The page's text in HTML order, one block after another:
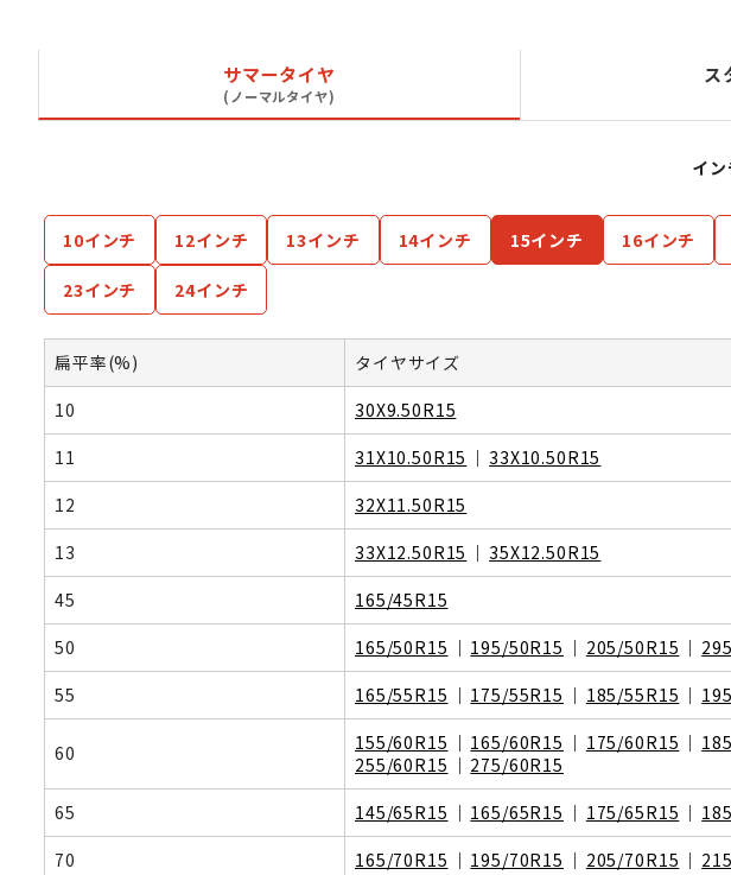
サマータイヤ
(ノーマルタイヤ)
ス
イ
10インチ 12インチ 13インチ 14インチ 15インチ 16インチ
23インチ 24インチ
扁平率(%)
タイヤサイズ
10
30X9.50R15
11
31X10.50R15
33X10.50R15
12
32X11.50R15
13
33X12.50R15
35X12.50R15
45
165/45R15
50
165/50R15 195/50R15 205/50R15
55
165/55R15 175/55R15 185/55R15
60 155/60R15 165/60R15 175/60R15
255/60R15
275/60R15
65
145/65R15 165/65R15 175/65R15
70
165/70R15 195/70R15 205/70R15